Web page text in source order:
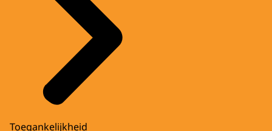
Toegankelijkheid